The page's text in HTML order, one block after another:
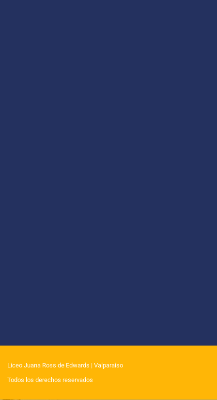
Liceo Juana Ross de Edwards | Valparaiso
Todos los derechos reservados